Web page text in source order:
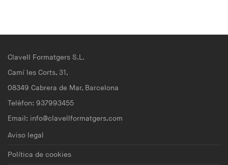
Clavell Formatgers S.L.
Camí les Corts, 31,
08349 Cabrera de Mar, Barcelona
Telèfon: 937993455
Email: info@clavellformatgers.com
Aviso legal
Política de cookies